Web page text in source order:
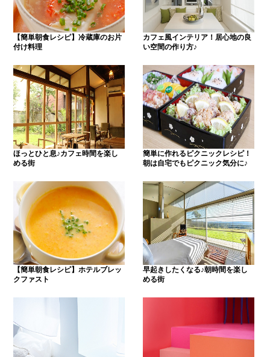
【簡単朝食レシピ】冷蔵庫のお片
付け料理
カフェ風インテリア！居心地の良
い空間の作り方♪
ほっとひと息♪カフェ時間を楽し
める街
簡単に作れるピクニックレシピ！
朝は自宅でもピクニック気分に♪
【簡単朝食レシピ】ホテルブレッ
クファスト
早起きしたくなる♪朝時間を楽し
める街